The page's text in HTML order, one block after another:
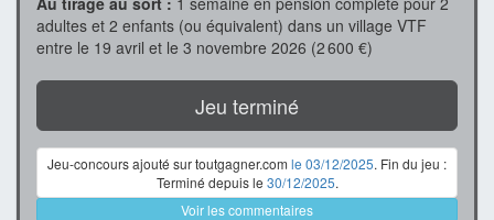
adultes et 2 enfants (ou équivalent) dans un village VTF
entre le 19 avril et le 3 novembre 2026 (2 600 €)
Jeu terminé
Jeu-concours ajouté sur toutgagner.com le 03/12/2025. Fin du jeu :
Terminé depuis le 30/12/2025.
Voir les commentaires